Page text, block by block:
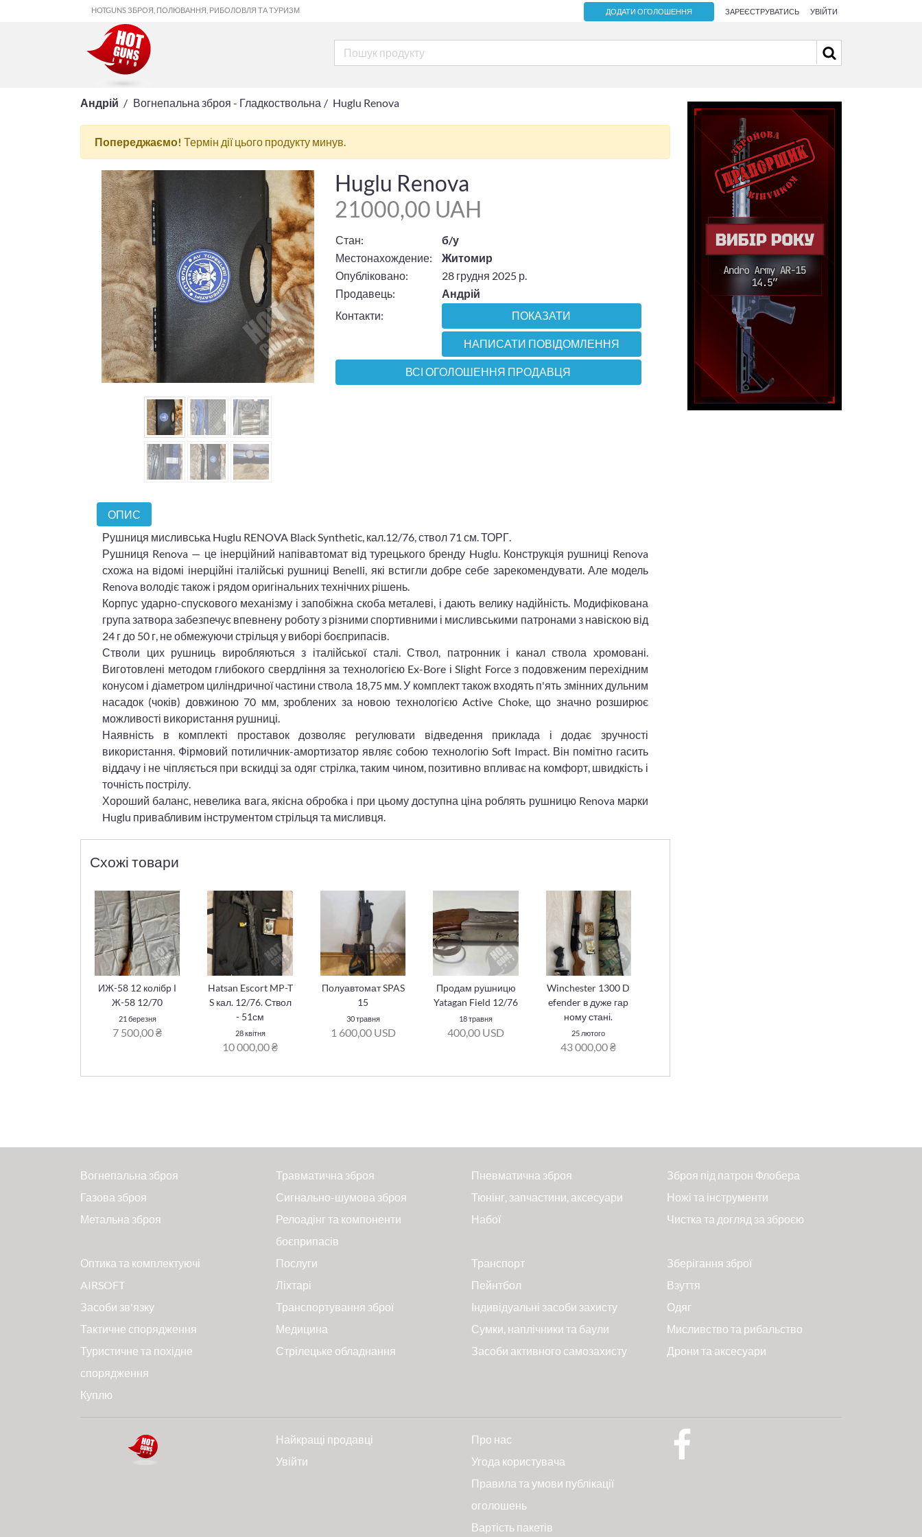
HOTGUNS ЗБРОЯ, ПОЛЮВАННЯ, РИБОЛОВЛЯ ТА ТУРИЗМ ДОДАТИ ОГОЛОШЕННЯ ЗАРЕЄСТРУВАТИСЬ УВІЙТИ
Андрій Вогнепальна зброя - Гладкоствольна Huglu Renova
Попереджаємо! Термін дії цього продукту минув.
Huglu Renova
21000,00 UAH
Стан:
б/у
Местонахождение:
Житомир
Опубліковано:
28 грудня 2025 р.
Продавець:
Андрій
Контакти:
ПОКАЗАТИ
НАПИСАТИ ПОВІДОМЛЕННЯ
ВСІ ОГОЛОШЕННЯ ПРОДАВЦЯ
ОПИС
Рушниця мисливська Huglu RENOVA Black Synthetic, кал.12/76, ствол 71 см. ТОРГ.
Рушниця Renova — це інерційний напівавтомат від турецького бренду Huglu. Конструкція рушниці Renova
схожа на відомі інерційні італійські рушниці Benelli, які встигли добре себе зарекомендувати. Але модель
Renova володіє також і рядом оригінальних технічних рішень.
Корпус ударно-спускового механізму і запобіжна скоба металеві, і дають велику надійність. Модифікована
група затвора забезпечує впевнену роботу з різними спортивними і мисливськими патронами з навіскою від
24 г до 50 г, не обмежуючи стрільця у виборі боєприпасів.
Стволи цих рушниць виробляються з італійської сталі. Ствол, патронник і канал ствола хромовані.
Виготовлені методом глибокого свердління за технологією Ex-Bore і Slight Force з подовженим перехідним
конусом і діаметром циліндричної частини ствола 18,75 мм. У комплект також входять п'ять змінних дульним
насадок (чоків) довжиною 70 мм, зроблених за новою технологією Active Choke, що значно розширює
можливості використання рушниці.
Наявність в комплекті проставок дозволяє регулювати відведення приклада і додає зручності
використання. Фірмовий потиличник-амортизатор являє собою технологію Soft Impact. Він помітно гасить
віддачу і не чіпляється при вскидці за одяг стрілка, таким чином, позитивно впливає на комфорт, швидкість і
точність пострілу.
Хороший баланс, невелика вага, якісна обробка і при цьому доступна ціна роблять рушницю Renova марки
Huglu привабливим інструментом стрільця та мисливця.
Схожі товари
ИЖ-58 12 колібр І
Ж-58 12/70
21 березня
7 500,00 ₴
Hatsan Escort MP-T
S кал. 12/76. Ствол
- 51см
28 квітня
10 000,00 ₴
Полуавтомат SPAS
15
30 травня
1 600,00 USD
Продам рушницю
Yatagan Field 12/76
18 травня
400,00 USD
Winchester 1300 D
efender в дуже гар
ному стані.
25 лютого
43 000,00 ₴
Вогнепальна зброя Травматична зброя Пневматична зброя
Зброя під патрон Флобера
Газова зброя
Сигнально-шумова зброя Тюнінг, запчастини, аксесуари
Ножі та інструменти
Метальна зброя
Релоадінг та компоненти
боєприпасів
Набої Чистка та догляд за зброєю
Оптика та комплектуючі Послуги Транспорт
Зберігання зброї
AIRSOFT
Ліхтарі Пейнтбол
Взуття
Засоби зв'язку
Транспортування зброї Індивідуальні засоби захисту
Одяг
Тактичне спорядження
Медицина Сумки, наплічники та баули
Мисливство та рибальство
Туристичне та похідне
спорядження
Стрілецьке обладнання Засоби активного самозахисту Дрони та аксесуари
Куплю
Найкращі продавці
Увійти
Про нас
Угода користувача
Правила та умови публікації
оголошень
Вартість пакетів